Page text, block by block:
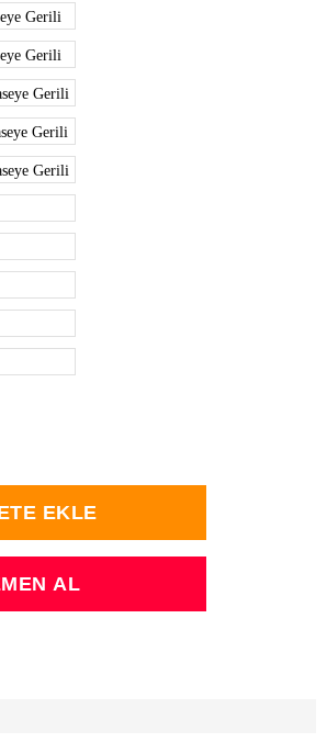
Gerili
Gerili
Gerili
Gerili
Gerili